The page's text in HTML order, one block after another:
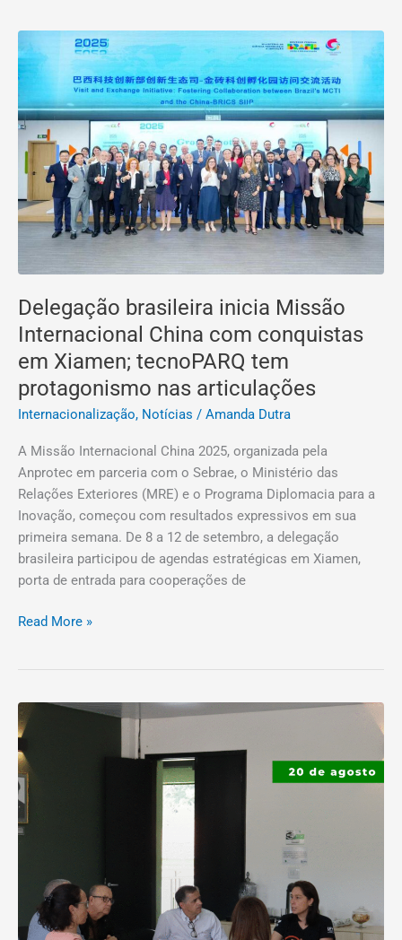
Delegação brasileira inicia Missão
Internacional China com conquistas
em Xiamen; tecnoPARQ tem
protagonismo nas articulações
Internacionalização, Notícias / Amanda Dutra
A Missão Internacional China 2025, organizada pela
Anprotec em parceria com o Sebrae, o Ministério das
Relações Exteriores (MRE) e o Programa Diplomacia para a
Inovação, começou com resultados expressivos em sua
primeira semana. De 8 a 12 de setembro, a delegação
brasileira participou de agendas estratégicas em Xiamen,
porta de entrada para cooperações de
Delegação
brasileira
inicia
Missão
Internacional
China
com
conquistas
em
Xiamen;
tem
protagonismo
nas
articulações
Read More »
Comitiva
da
Prefeitura
de
Inhapim
visita
promover
inovação
e